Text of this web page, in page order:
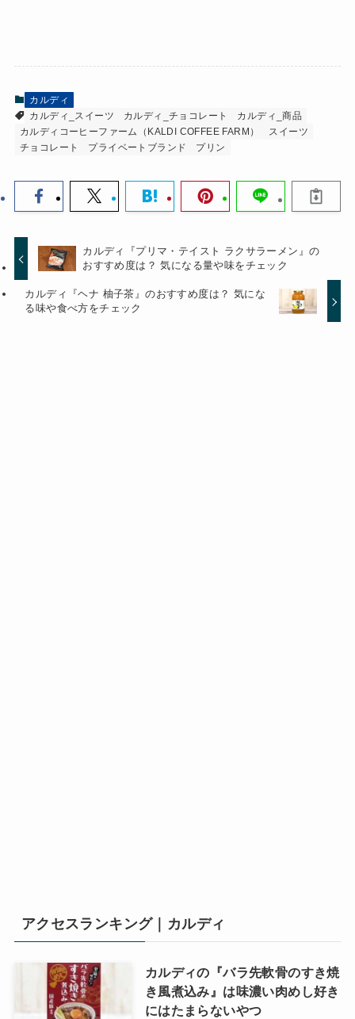
カルディ
カルディ_スイーツ
カルディ_チョコレート
カルディ_商品
カルディコーヒーファーム（KALDI COFFEE FARM）
スイーツ
チョコレート
プライベートブランド プリン
カルディ『プリマ・テイスト ラクサラーメン』の
おすすめ度は？ 気になる量や味をチェック
カルディ『ヘナ 柚子茶』のおすすめ度は？ 気にな
る味や食べ方をチェック
アクセスランキング｜カルディ
カルディの『バラ先軟骨のすき焼
き風煮込み』は味濃い肉めし好き
にはたまらないやつ